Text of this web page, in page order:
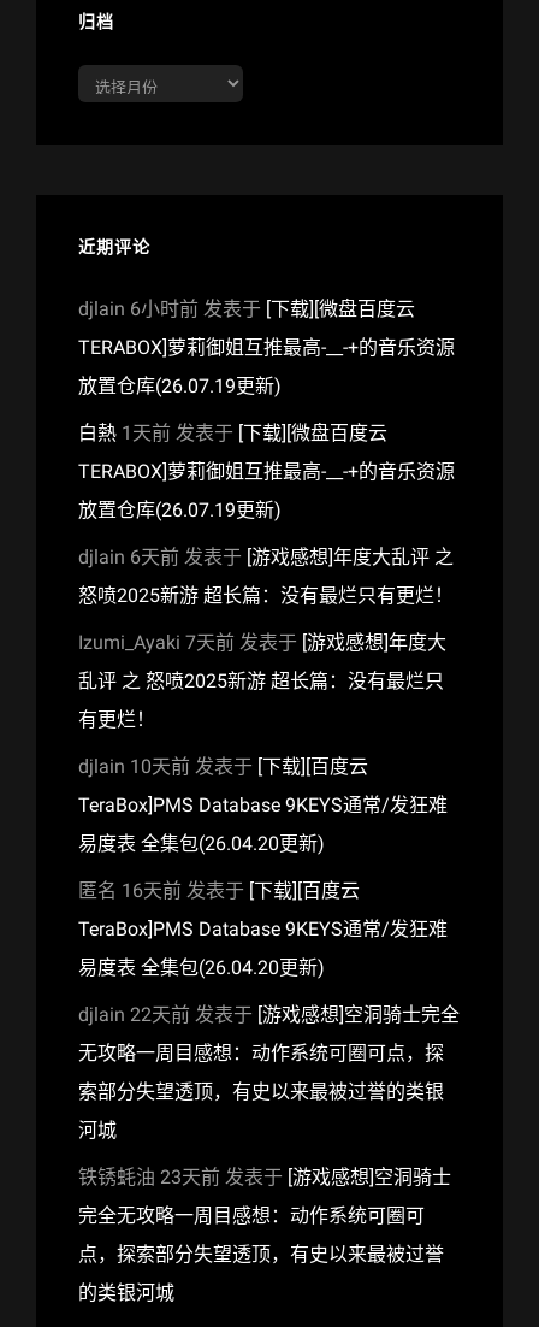
归档
档
近期评论
djlain 6小时前 发表于 [下载][微盘百度云
TERABOX]萝莉御姐互推最高-__-+的音乐资源
放置仓库(26.07.19更新)
白熱 1天前 发表于 [下载][微盘百度云
TERABOX]萝莉御姐互推最高-__-+的音乐资源
放置仓库(26.07.19更新)
djlain 6天前 发表于 [游戏感想]年度大乱评 之
怒喷2025新游 超长篇：没有最烂只有更烂！
Izumi_Ayaki 7天前 发表于 [游戏感想]年度大
乱评 之 怒喷2025新游 超长篇：没有最烂只
有更烂！
djlain 10天前 发表于 [下载][百度云
TeraBox]PMS Database 9KEYS通常/发狂难
易度表 全集包(26.04.20更新)
匿名 16天前 发表于 [下载][百度云
TeraBox]PMS Database 9KEYS通常/发狂难
易度表 全集包(26.04.20更新)
djlain 22天前 发表于 [游戏感想]空洞骑士完全
无攻略一周目感想：动作系统可圈可点，探
索部分失望透顶，有史以来最被过誉的类银
河城
铁锈蚝油 23天前 发表于 [游戏感想]空洞骑士
完全无攻略一周目感想：动作系统可圈可
点，探索部分失望透顶，有史以来最被过誉
的类银河城